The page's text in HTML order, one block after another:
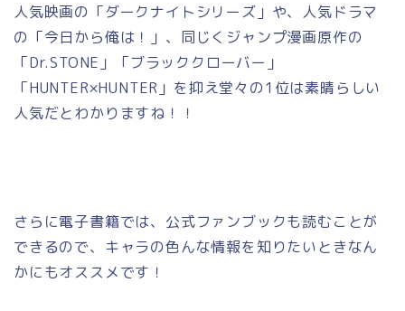
人気映画の「ダークナイトシリーズ」や、人気ドラマ
の「今日から俺は！」、同じくジャンプ漫画原作の
「Dr.STONE」「ブラッククローバー」
「HUNTER×HUNTER」を抑え堂々の1位は素晴らしい
人気だとわかりますね！！
さらに電子書籍では、公式ファンブックも読むことが
できるので、キャラの色んな情報を知りたいときなん
かにもオススメです！